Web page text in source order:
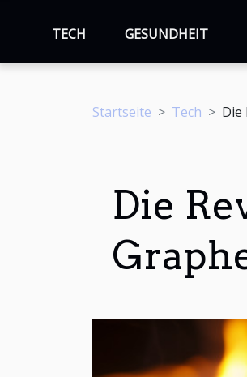
TECH GESUNDHEIT
Startseite Tech Die
Die